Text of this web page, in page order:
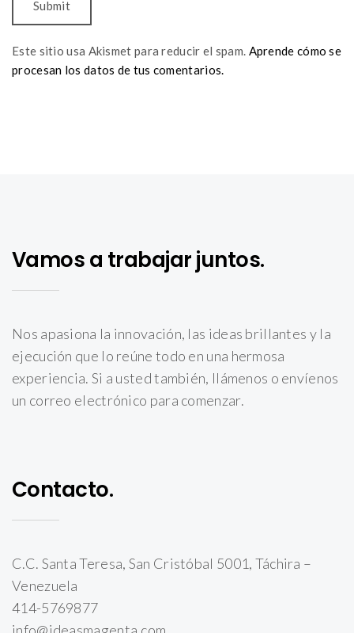
Este sitio usa Akismet para reducir el spam. Aprende cómo se
procesan los datos de tus comentarios.
Vamos a trabajar juntos.
Nos apasiona la innovación, las ideas brillantes y la
ejecución que lo reúne todo en una hermosa
experiencia. Si a usted también, llámenos o envíenos
un correo electrónico para comenzar.
Contacto.
C.C. Santa Teresa, San Cristóbal 5001, Táchira –
Venezuela
414-5769877